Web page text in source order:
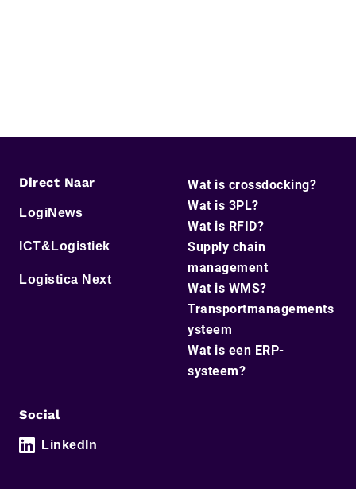
Direct Naar
LogiNews
ICT&Logistiek
Logistica Next
Wat is crossdocking?
Wat is 3PL?
Wat is RFID?
Supply chain
management
Wat is WMS?
Transportmanagements
ysteem
Wat is een ERP-
systeem?
Social
LinkedIn